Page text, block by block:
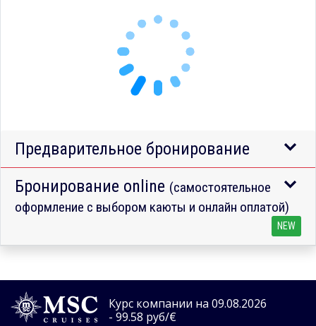
Предварительное бронирование
Бронирование online (самостоятельное
оформление с выбором каюты и онлайн оплатой)
NEW
Курс компании на 09.08.2026
- 99.58 руб/€